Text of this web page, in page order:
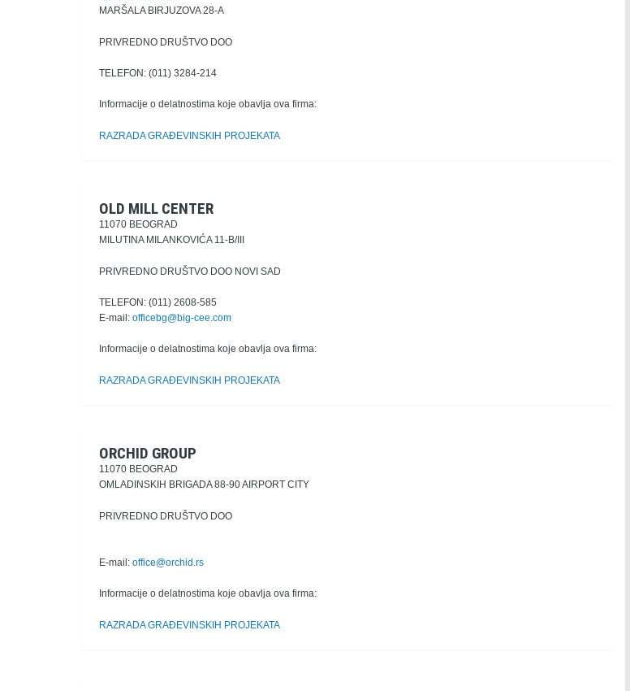
MARŠALA BIRJUZOVA 28-A
PRIVREDNO DRUŠTVO DOO
TELEFON: (011) 3284-214
Informacije o delatnostima koje obavlja ova firma:
RAZRADA GRAĐEVINSKIH PROJEKATA
OLD MILL CENTER
11070 BEOGRAD
MILUTINA MILANKOVIĆA 11-B/III
PRIVREDNO DRUŠTVO DOO NOVI SAD
TELEFON: (011) 2608-585
E-mail: officebg@big-cee.com
Informacije o delatnostima koje obavlja ova firma:
RAZRADA GRAĐEVINSKIH PROJEKATA
ORCHID GROUP
11070 BEOGRAD
OMLADINSKIH BRIGADA 88-90 AIRPORT CITY
PRIVREDNO DRUŠTVO DOO
E-mail: office@orchid.rs
Informacije o delatnostima koje obavlja ova firma:
RAZRADA GRAĐEVINSKIH PROJEKATA